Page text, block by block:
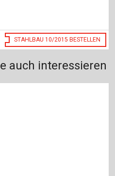
STAHLBAU 10/2015 BESTELLEN
auch interessieren